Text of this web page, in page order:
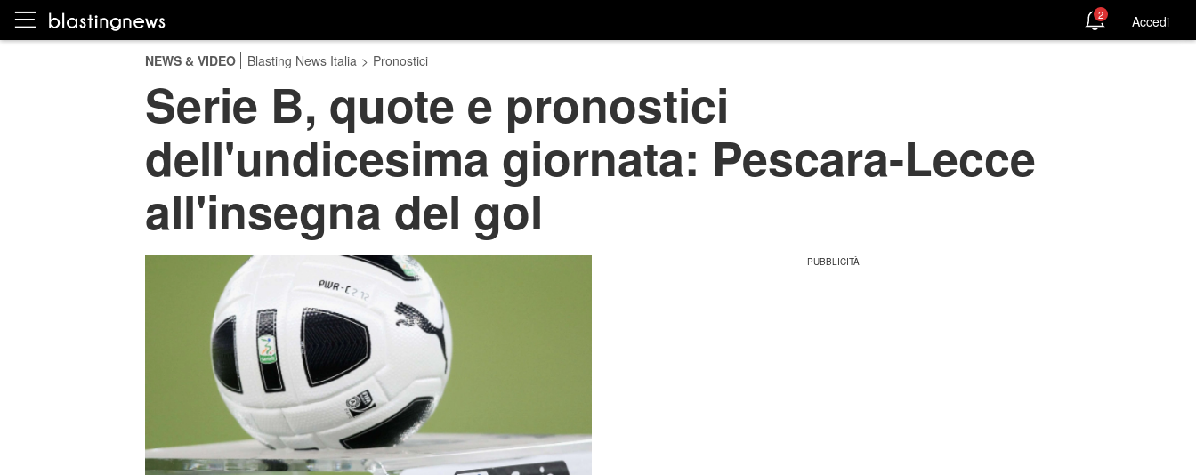
2 Accedi
NEWS & VIDEO Blasting News Italia > Pronostici
Serie B, quote e pronostici
dell'undicesima giornata: Pescara-Lecce
all'insegna del gol